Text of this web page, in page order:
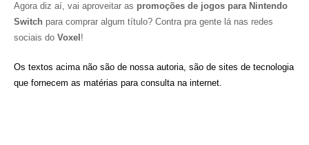
Agora diz aí, vai aproveitar as promoções de jogos para Nintendo
Switch para comprar algum título? Contra pra gente lá nas redes
sociais do Voxel !
Os textos acima não são de nossa autoria, são de sites de tecnologia
que fornecem as matérias para consulta na internet.